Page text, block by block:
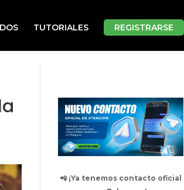
TUTORIALES REGISTRARSE
📲 ¡Ya tenemos contacto oficial